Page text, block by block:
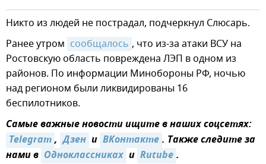
Никто из людей не пострадал, подчеркнул Слюсарь.
Ранее утром сообщалось , что из-за атаки ВСУ на
Ростовскую область повреждена ЛЭП в одном из
районов. По информации Минобороны РФ, ночью
над регионом были ликвидированы 16
беспилотников.
Самые важные новости ищите в наших соцсетях:
Telegram, Дзен и ВКонтакте. Также следите за
нами в Одноклассниках и Rutube.